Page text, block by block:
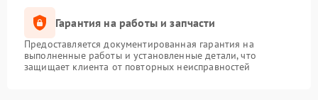
Гарантия на работы и запчасти
Предоставляется документированная гарантия на
выполненные работы и установленные детали, что
защищает клиента от повторных неисправностей